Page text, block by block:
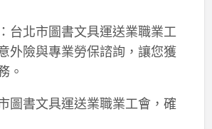
台北市圖書文具運送業職業工
外險與專業勞保諮詢，讓您獲
。
圖書文具運送業職業工會，確